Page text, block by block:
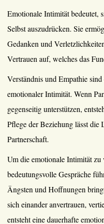
Emotionale Intimität bedeutet,
Selbst auszudrücken. Sie
Gedanken und
Vertrauen auf, welches das
Verständnis und Empathie
emotionaler Intimität. Wenn
gegenseitig unterstützen,
Pflege der Beziehung lässt die
Partnerschaft.
Um die emotionale Intimität zu
bedeutungsvolle Gespräche
Ängsten und Hoffnungen
sich einander anvertrauen,
entsteht eine dauerhafte